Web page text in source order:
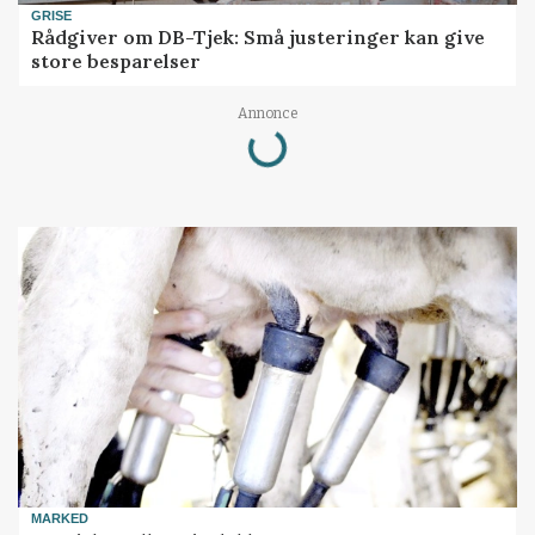
GRISE
Rådgiver om DB-Tjek: Små justeringer kan give
store besparelser
Annonce
Loading...
MARKED